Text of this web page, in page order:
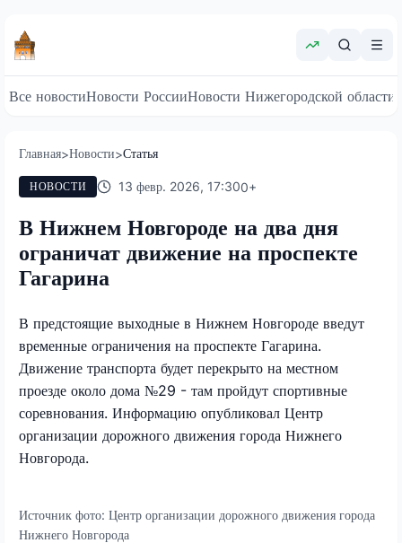
Все новостиНовости РоссииНовости Нижегородской области
Главная>Новости>Статья
НОВОСТИ 13 февр. 2026, 17:300+
В Нижнем Новгороде на два дня
ограничат движение на проспекте
Гагарина
В предстоящие выходные в Нижнем Новгороде введут
временные ограничения на проспекте Гагарина.
Движение транспорта будет перекрыто на местном
проезде около дома №29 - там пройдут спортивные
соревнования. Информацию опубликовал Центр
организации дорожного движения города Нижнего
Новгорода.
Источник фото: Центр организации дорожного движения города
Нижнего Новгорода